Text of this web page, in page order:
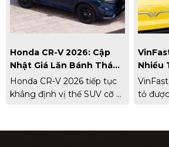
Honda CR-V 2026: Cập
Nhật Giá Lăn Bánh Tháng
7/2026 Và Đánh Giá
Thông Số Chi Tiết
Honda CR-V 2026 tiếp tục
khẳng định vị thế SUV cỡ C
toàn Honda Sensing. Cập
Nhiều
Hàng
tỏ